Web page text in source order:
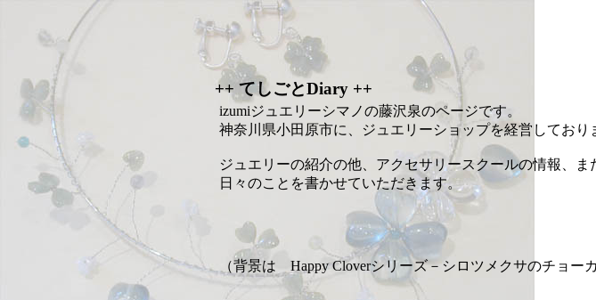
++ てしごとDiary ++
izumiジュエリーシマノの藤沢泉のページです。
神奈川県小田原市に、ジュエリーショップを経営しており
ジュエリーの紹介の他、アクセサリースクールの情報、ま
日々のことを書かせていただきます。
（背景は Happy Cloverシリーズ－シロツメクサのチョーカ